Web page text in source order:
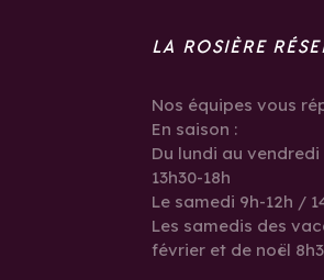
LA ROSIÈRE
Nos équipes vous
En saison :
Du lundi au vendredi
13h30-18h
Le samedi 9h-12h /
Les samedis des
février et de noël